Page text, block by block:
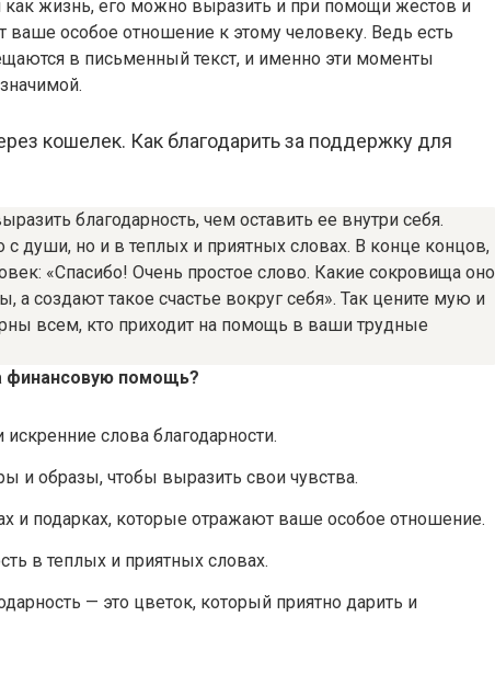
как жизнь, его можно выразить и при помощи жестов и
ваше особое отношение к этому человеку. Ведь есть
в письменный текст, и именно эти моменты
кошелек. Как благодарить за поддержку для
благодарность, чем оставить ее внутри себя.
с души, но и в теплых и приятных словах. В конце концов,
«Спасибо! Очень простое слово. Какие сокровища оно
а создают такое счастье вокруг себя». Так цените мую и
всем, кто приходит на помощь в ваши трудные
финансовую помощь?
слова благодарности.
и образы, чтобы выразить свои чувства.
и подарках, которые отражают ваше особое отношение.
в теплых и приятных словах.
— это цветок, который приятно дарить и